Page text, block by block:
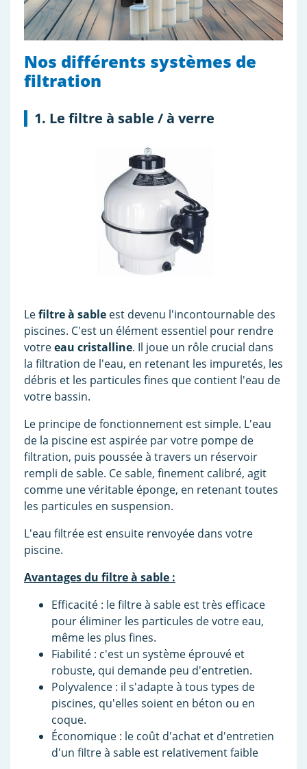
Nos différents systèmes de
filtration
1. Le filtre à sable / à verre
Lefiltre à sable est devenu l'incontournable des
piscines. C'est un élément essentiel pour rendre
votreeau cristalline. Il joue un rôle crucial dans
la filtration de l'eau, en retenant les impuretés, les
débris et les particules fines que contient l'eau de
votre bassin.
Le principe de fonctionnement est simple. L'eau
de la piscine est aspirée par votre pompe de
filtration, puis poussée à travers un réservoir
rempli de sable. Ce sable, finement calibré, agit
comme une véritable éponge, en retenant toutes
les particules en suspension.
L'eau filtrée est ensuite renvoyée dans votre
piscine.
Avantages du filtre à sable :
Efficacité : le filtre à sable est très efficace
pour éliminer les particules de votre eau,
même les plus fines.
Fiabilité : c'est un système éprouvé et
robuste, qui demande peu d'entretien.
Polyvalence : il s'adapte à tous types de
piscines, qu'elles soient en béton ou en
coque.
Économique : le coût d'achat et d'entretien
d'un filtre à sable est relativement faible